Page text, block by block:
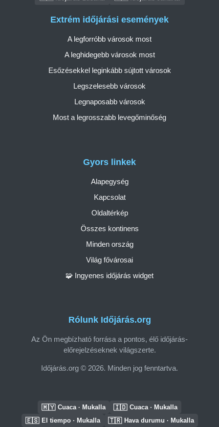
Rólunk Időjárás.org
Az Ön megbízható forrása a pontos, élő időjárás-
előrejelzéseknek világszerte.
Időjárás.org © 2026. Minden jog fenntartva.
Gyors linkek
Alapegység
Kapcsolat
Oldaltérkép
Összes kontinens
Minden ország
Világ fővárosai
🧩 Ingyenes időjárás widget
Extrém időjárási események
A legforróbb városok most
A leghidegebb városok most
Esőzésekkel leginkább sújtott városok
Legszelesebb városok
Legnaposabb városok
Most a legrosszabb levegőminőség
🇲🇾 Cuaca · Mukalla 🇮🇩 Cuaca · Mukalla
🇪🇸 El tiempo · Mukalla 🇹🇷 Hava durumu · Mukalla